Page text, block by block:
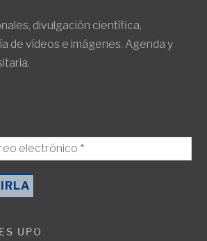
divulgación científica,
de vídeos e imágenes. Agenda y
UPO